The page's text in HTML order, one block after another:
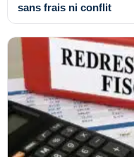
sans frais ni conflit